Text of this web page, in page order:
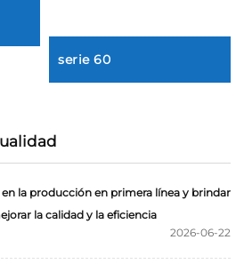
serie 60
la producción en primera línea y brindar
la calidad y la eficiencia
2026-06-22